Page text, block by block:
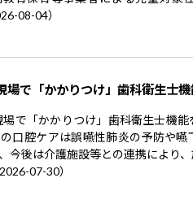
08-04）
場で「かかりつけ」歯科衛生士
場で「かかりつけ」歯科衛生士機
口腔ケアは誤嚥性肺炎の予防や
今後は介護施設等との連携により
07-30）